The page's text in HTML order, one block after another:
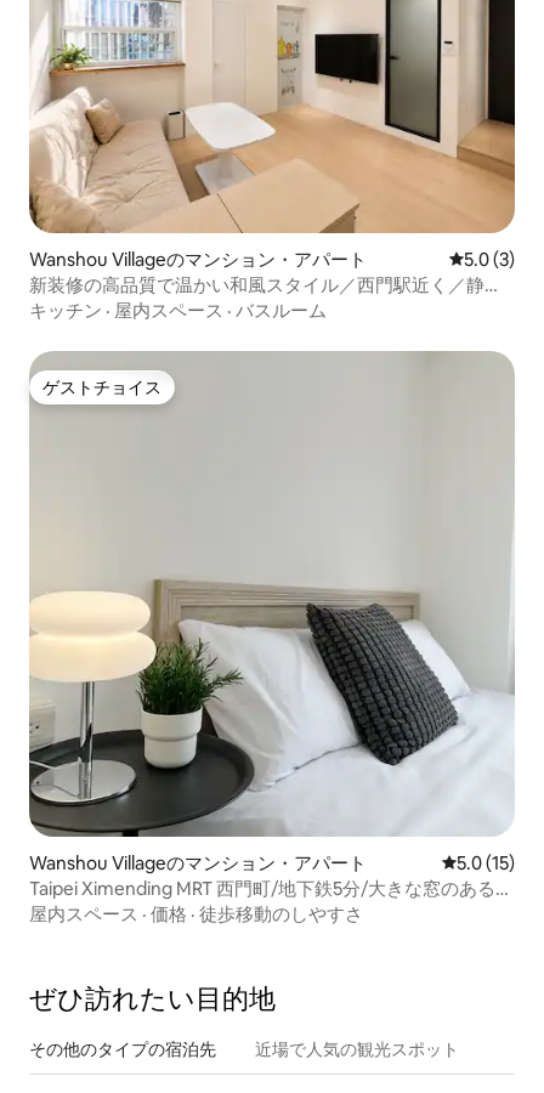
Wanshou Villageのマンション・アパート レビュー3
5.0 (3)
新装修の高品質で温かい和風スタイル／西門駅近く／静か
で防音が良い／独立したバルコニーで洗濯物を干せる／日
キッチン · 屋内スペース · バスルーム
ゲストチョイス
ゲストチョイス
Wanshou Villageのマンション・アパート レビュー15
5.0 (15)
Taipei Ximending MRT 西門町/地下鉄5分/大きな窓のあるツ
インルーム/エレベーター/1～4名様セルフチェックイン
屋内スペース · 価格 · 徒歩移動のしやすさ
ぜひ訪⁠れ⁠た⁠い目⁠的⁠地
その他のタ⁠イ⁠プ⁠の宿⁠泊⁠先 近場で人気の観光スポット